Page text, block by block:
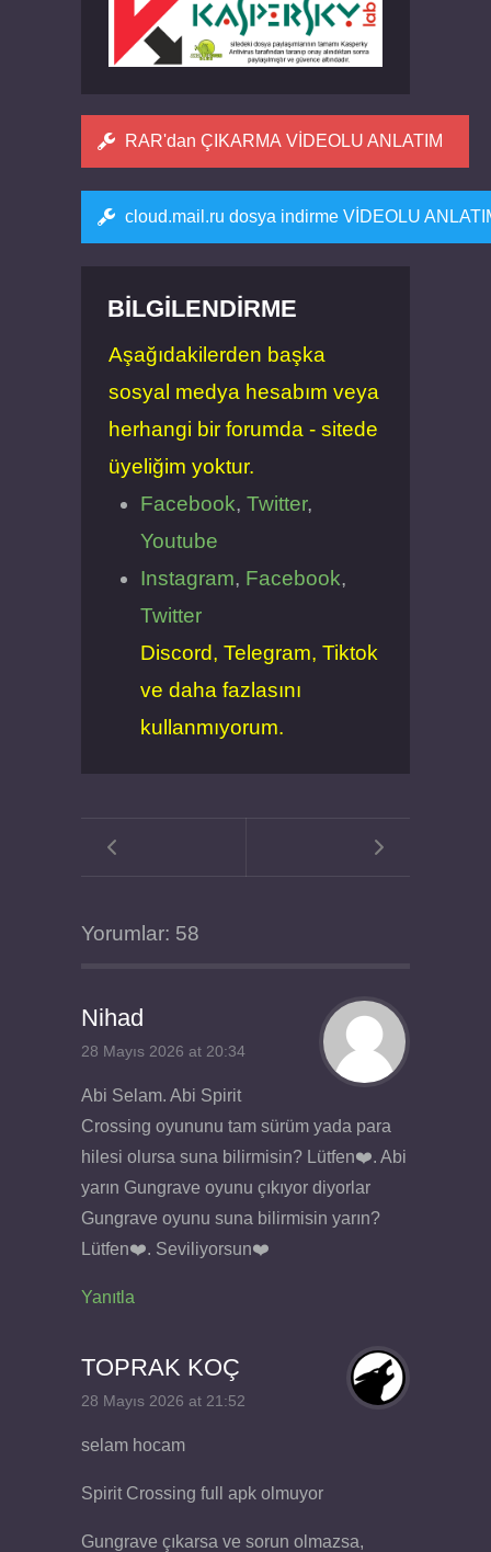
RAR'dan ÇIKARMA VİDEOLU ANLATIM
cloud.mail.ru dosya indirme VİDEOLU
BILGILENDIRME
Aşağıdakilerden başka
sosyal medya hesabım veya
herhangi bir forumda - sitede
üyeliğim yoktur.
Facebook, Twitter,
Youtube
Instagram, Facebook,
Twitter
Discord, Telegram, Tiktok
ve daha fazlasını
kullanmıyorum.
Yorumlar: 58
Nihad
28 Mayıs 2026 at 20:34
Abi Selam. Abi Spirit
Crossing oyununu tam sürüm yada para
hilesi olursa suna bilirmisin? Lütfen❤️. Abi
yarın Gungrave oyunu çıkıyor diyorlar
Gungrave oyunu suna bilirmisin yarın?
Lütfen❤️. Seviliyorsun❤️
Yanıtla
TOPRAK KOÇ
28 Mayıs 2026 at 21:52
selam hocam
Spirit Crossing full apk olmuyor
Gungrave çıkarsa ve sorun olmazsa,